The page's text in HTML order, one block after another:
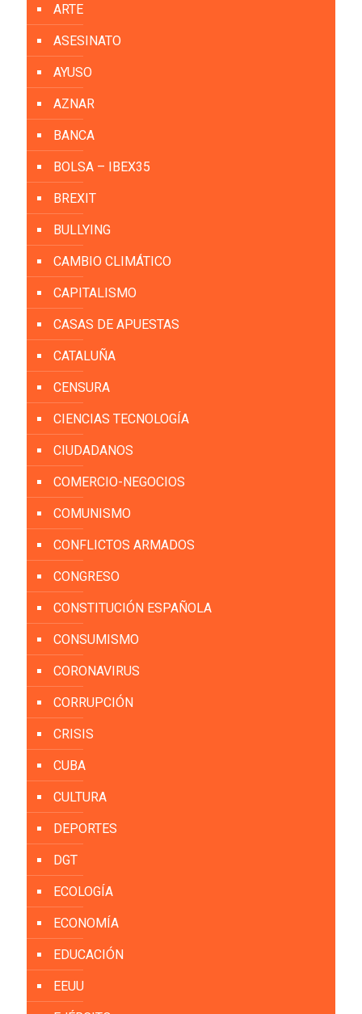
ARTE
ASESINATO
AYUSO
AZNAR
BANCA
BOLSA – IBEX35
BREXIT
BULLYING
CAMBIO CLIMÁTICO
CAPITALISMO
CASAS DE APUESTAS
CATALUÑA
CENSURA
CIENCIAS TECNOLOGÍA
CIUDADANOS
COMERCIO-NEGOCIOS
COMUNISMO
CONFLICTOS ARMADOS
CONGRESO
CONSTITUCIÓN ESPAÑOLA
CONSUMISMO
CORONAVIRUS
CORRUPCIÓN
CRISIS
CUBA
CULTURA
DEPORTES
DGT
ECOLOGÍA
ECONOMÍA
EDUCACIÓN
EEUU